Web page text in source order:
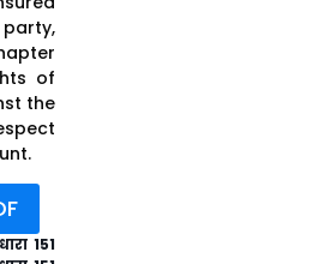
of
the
151